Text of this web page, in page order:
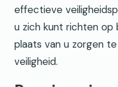
effectieve
u zich kunt richten op
plaats van u zorgen
veiligheid.